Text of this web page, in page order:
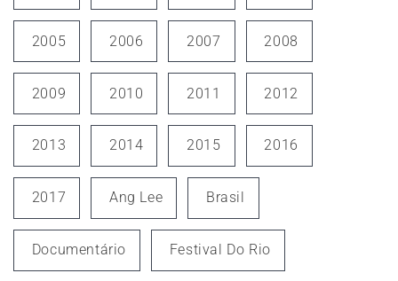
2005 2006 2007 2008
2009 2010 2011 2012
2013 2014 2015 2016
2017 Ang Lee Brasil
Documentário Festival Do Rio